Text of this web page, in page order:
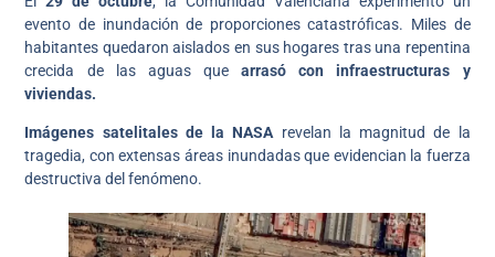
evento de inundación de proporciones catastróficas. Miles de
habitantes quedaron aislados en sus hogares tras una repentina
crecida de las aguas quearrasó con infraestructuras y
viviendas.
Imágenes satelitales de la NASA revelan la magnitud de la
tragedia, con extensas áreas inundadas que evidencian la fuerza
destructiva del fenómeno.